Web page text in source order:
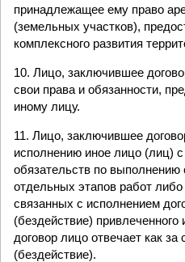
принадлежащее ему право
(земельных участков),
комплексного развития
10. Лицо, заключившее
свои права и обязанности,
иному лицу.
11. Лицо, заключившее
исполнению иное лицо (лиц)
обязательств по выполнению
отдельных этапов работ
связанных с исполнением
(бездействие)
договор лицо отвечает как
(бездействие).